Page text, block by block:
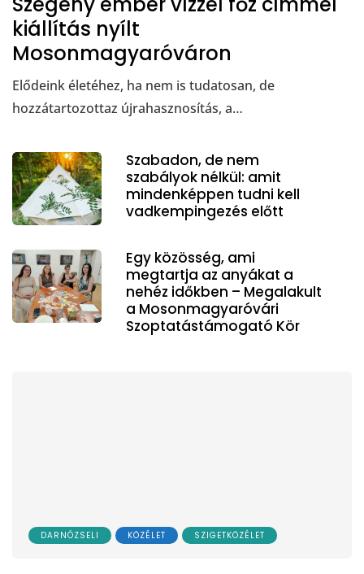
kiállítás nyílt
Mosonmagyaróváron
Elődeink életéhez, ha nem is tudatosan, de
hozzátartozottaz újrahasznosítás, a…
Szabadon, de nem
szabályok nélkül: amit
mindenképpen tudni kell
vadkempingezés előtt
Egy közösség, ami
megtartja az anyákat a
nehéz időkben – Megalakult
a Mosonmagyaróvári
Szoptatástámogató Kör
DARNÓZSELI KÖZÉLET SZIGETKÖZÉLET